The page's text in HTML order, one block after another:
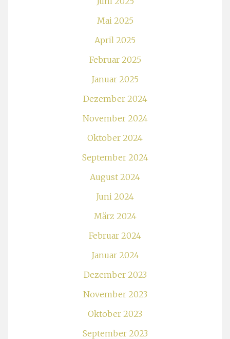
Mai 2025
April 2025
Februar 2025
Januar 2025
Dezember 2024
November 2024
Oktober 2024
September 2024
August 2024
Juni 2024
März 2024
Februar 2024
Januar 2024
Dezember 2023
November 2023
Oktober 2023
September 2023